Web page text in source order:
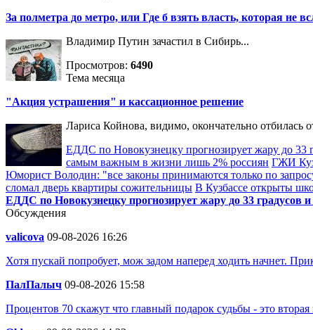
За полметра до метро, или Где б взять власть, которая не
Владимир Путин зачастил в Сибирь...
Просмотров: 6490
Тема месяца
"Акция устрашения" и кассационное решение
Лариса Койнова, видимо, окончательно
ЕДДС по Новокузнецку прогнозирует жару до 33
самым важным в жизни лишь 2% россиян ГЖИ
Юморист Володин: "все законы принимаются только по
сломал дверь квартиры сожительницы В Кузбассе открыты
ЕДДС по Новокузнецку прогнозирует жару до 33 градусов и
Обсуждения
valicova 09-08-2026 16:26
Хотя пускай попробует, мож задом наперед ходить начнет.
ПалПалыч 09-08-2026 15:58
Процентов 70 скажут что главный подарок судьбы - это вторая